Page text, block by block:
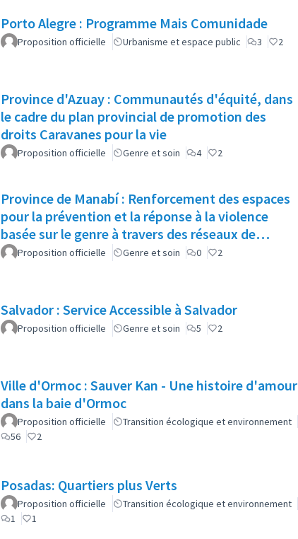
Porto Alegre : Programme Mais Comunidade
Proposition officielle Urbanisme et espace public 3 2
Province d'Azuay : Communautés d'équité, dans
le cadre du plan provincial de promotion des
droits Caravanes pour la vie
Proposition officielle Genre et soin 4 2
Province de Manabí : Renforcement des espaces
pour la prévention et la réponse à la violence
basée sur le genre à travers des réseaux de
soutien commu
Proposition officielle Genre et soin 0 2
Salvador : Service Accessible à Salvador
Proposition officielle Genre et soin 5 2
Ville d'Ormoc : Sauver Kan - Une histoire d'amour
dans la baie d'Ormoc
Proposition officielle
Transition écologique et environnement
56
2
Posadas: Quartiers plus Verts
Proposition officielle
Transition écologique et environnement
1
1